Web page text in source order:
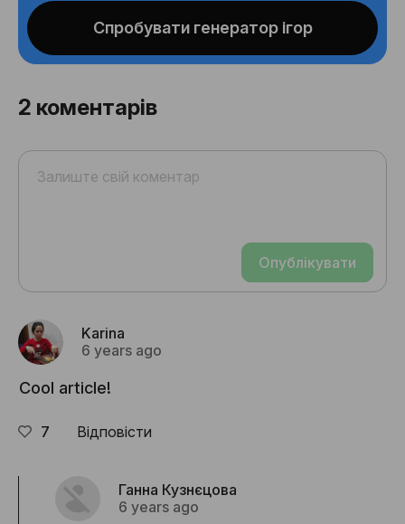
Спробувати генератор ігор
2 коментарів
Опублікувати
Karina
6 years ago
Cool article!
7 Відповісти
Ганна Кузнєцова
6 years ago